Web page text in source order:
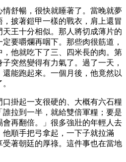
舒暢，很快就睡著了。當晚就夢
披著鎧甲一樣的戰衣，肩上還冒
王十分相似。那人將切成薄片的
要嚼爛再咽下。那些肉很筋道，
他就吃下了三、四米長的肉。第
突然變得有力氣了。過了一天，
能跑起來。一個月後，他竟然以
掛起一支很硬的、大概有六石糧
拉到一半，就給雙倍軍糧；要是
再翻倍。」很多強壯的年輕人去
順手把弓拿起，一下子就拉滿
著朝廷的厚祿。這件事也在當地